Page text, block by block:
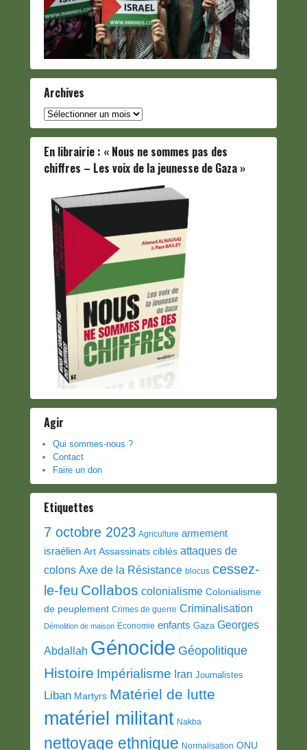
Archives
Archives
En librairie : « Nous ne sommes pas des
chiffres – Les voix de la jeunesse de Gaza »
Agir
Qui sommes-nous ?
Contact
Faire un don
Etiquettes
7 octobre 2023 Agriculture armement
israélien Art Assassinats ciblés attaques de
colons Axe de la Résistance blocus cessez-
le-feu Collabos colonialisme Colonialisme
de peuplement Crimes de guerre Criminalisation
Démolition de maison Economie enfants Gaza Georges
Abdallah Génocide Géopolitique
Histoire Impérialisme Iran Journalistes
Liban Martyrs Matériel de lutte
matériel militant Nakba
nettoyage ethnique Normalisation ONU